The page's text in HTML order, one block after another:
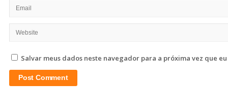
Salvar meus dados neste navegador para a próxima vez que